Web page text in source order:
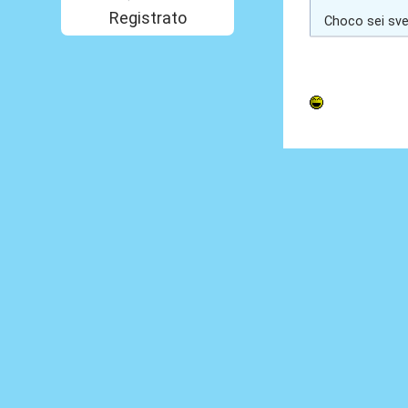
Registrato
Choco sei